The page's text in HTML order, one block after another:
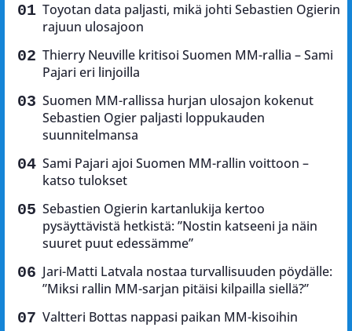
Toyotan data paljasti, mikä johti Sebastien Ogierin
rajuun ulosajoon
Thierry Neuville kritisoi Suomen MM-rallia – Sami
Pajari eri linjoilla
Suomen MM-rallissa hurjan ulosajon kokenut
Sebastien Ogier paljasti loppukauden
suunnitelmansa
Sami Pajari ajoi Suomen MM-rallin voittoon –
katso tulokset
Sebastien Ogierin kartanlukija kertoo
pysäyttävistä hetkistä: ”Nostin katseeni ja näin
suuret puut edessämme”
Jari-Matti Latvala nostaa turvallisuuden pöydälle:
”Miksi rallin MM-sarjan pitäisi kilpailla siellä?”
Valtteri Bottas nappasi paikan MM-kisoihin